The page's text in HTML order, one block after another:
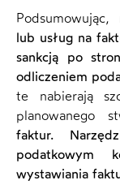
Podsumowując,
lub usług na
sankcją po
odliczeniem
te nabierają
planowanego
faktur.
podatkowym
wystawiania